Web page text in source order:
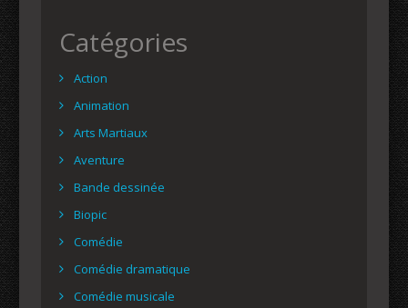
Catégories
Action
Animation
Arts Martiaux
Aventure
Bande dessinée
Biopic
Comédie
Comédie dramatique
Comédie musicale